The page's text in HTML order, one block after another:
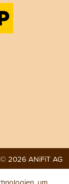
© 2026 ANiFiT AG